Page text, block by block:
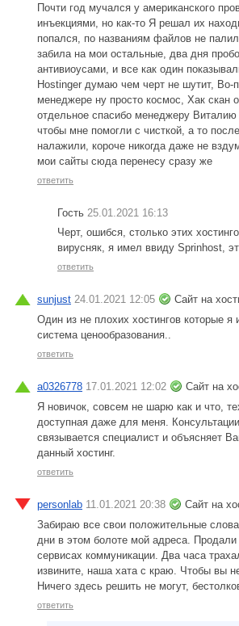
Почти год мучался у американского
инъекциями, но как-то Я решал их
попался, по названиям файлов не
забила на мои остальные, два дня
антивиоусами, и все как один
Hostinger думаю чем черт не шутит, Во-
менеджере ну просто космос, Хак
отдельное спасибо менеджеру
чтобы мне помогли с чисткой, а то
налажили, короче никогда даже не
мои сайты сюда перенесу сразу же
ответить
Гость 25.01.2021 16:13
Черт, ошибся, столько этих
вирусняк, я имел ввиду Sprinhost,
ответить
sunjust 24.01.2021 12:05 Сайт на
Один из не плохих хостингов которые
система ценообразования..
ответить
a0326778 17.01.2021 12:02 Сайт на
Я новичок, совсем не шарю как и что,
доступная даже для меня.
связывается специалист и объясняет
данный хостинг.
ответить
personlab 11.01.2021 20:38 Сайт на
Забираю все свои положительные
дни в этом болоте мой адреса.
сервисах коммуникации. Два часа
извините, наша хата с краю. Чтобы вы
Ничего здесь решить не могут,
ответить